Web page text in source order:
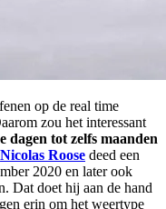
op de real time
zou het interessant
dagen tot zelfs maanden
Nicolas Roose deed een
2020 en later ook
Dat doet hij aan de hand
erin om het weertype